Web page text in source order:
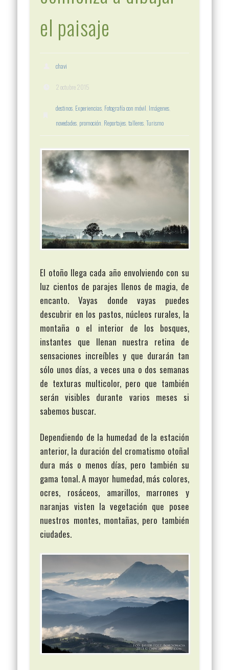
el paisaje
chavi
2 octubre 2015
destinos Experiencias Fotografía con móvil Imágenes
novedades promoción Reportajes ,talleres ,Turismo
El otoño llega cada año envolviendo con su
luz cientos de parajes llenos de magia, de
encanto. Vayas donde vayas puedes
descubrir en los pastos, núcleos rurales, la
montaña o el interior de los bosques,
instantes que llenan nuestra retina de
sensaciones increíbles y que durarán tan
sólo unos días, a veces una o dos semanas
de texturas multicolor, pero que también
serán visibles durante varios meses si
sabemos buscar.
Dependiendo de la humedad de la estación
anterior, la duración del cromatismo otoñal
dura más o menos días, pero también su
gama tonal. A mayor humedad, más colores,
ocres, rosáceos, amarillos, marrones y
naranjas visten la vegetación que posee
nuestros montes, montañas, pero también
ciudades.